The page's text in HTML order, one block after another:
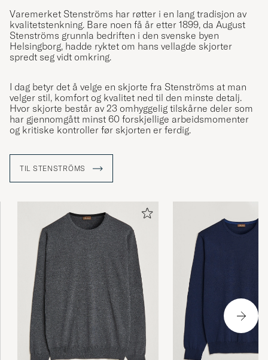
Varemerket Stenströms har røtter i en lang tradisjon av
kvalitetstenkning. Bare noen få år etter 1899, da August
Stenströms grunnla bedriften i den svenske byen
Helsingborg, hadde ryktet om hans vellagde skjorter
spredt seg vidt omkring.
I dag betyr det å velge en skjorte fra Stenströms at man
velger stil, komfort og kvalitet ned til den minste detalj.
Hvor skjorte består av 23 omhyggelig tilskårne deler som
har gjennomgått minst 60 forskjellige arbeidsmomenter
og kritiske kontroller før skjorten er ferdig.
TIL STENSTRÖMS